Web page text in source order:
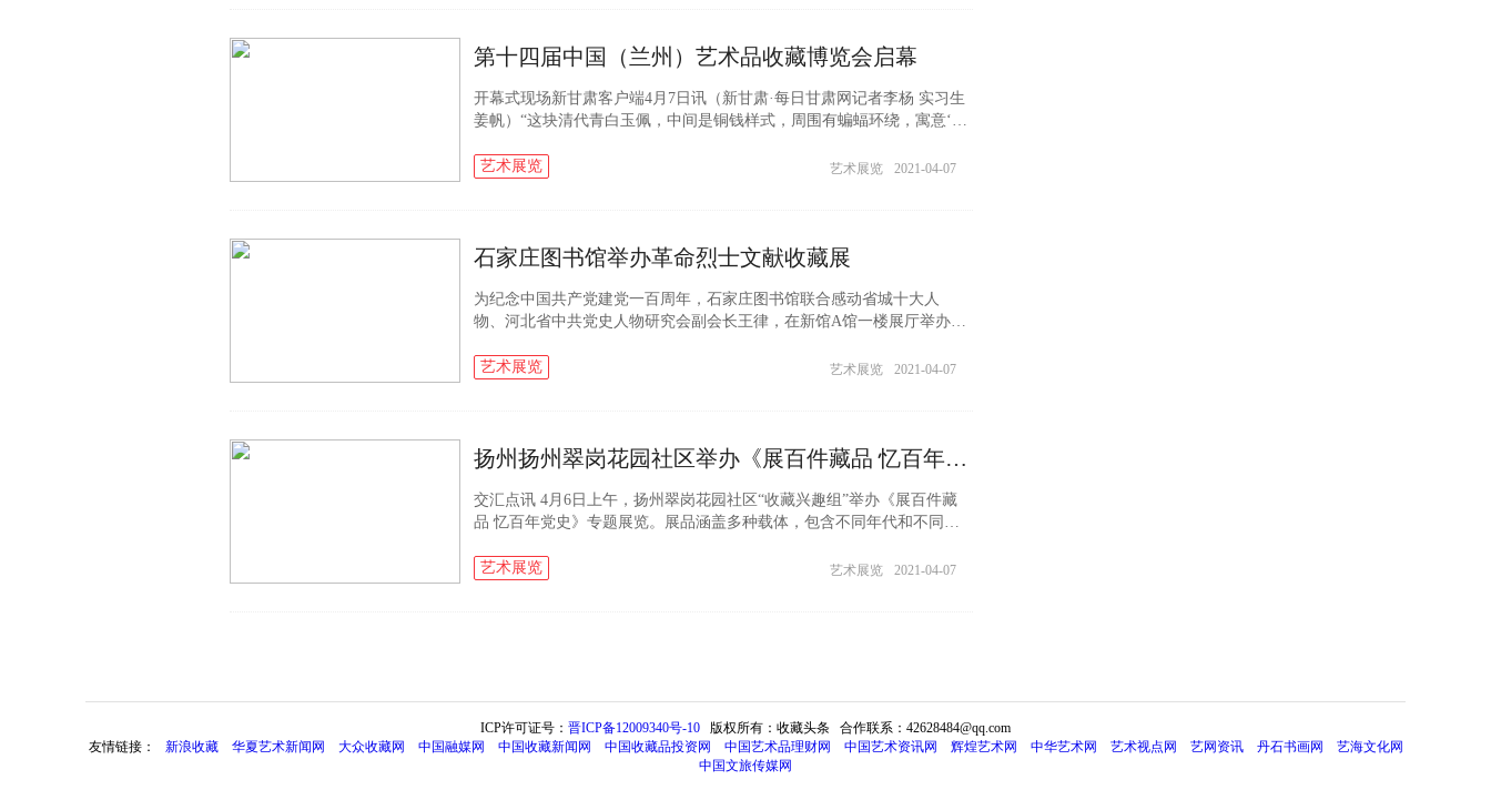
第十四届中国（兰州）艺术品收藏博览会启幕
开幕式现场新甘肃客户端4月7日讯（新甘肃·每日甘肃网记者李杨 实习生
姜帆）“这块清代青白玉佩，中间是铜钱样式，周围有蝙蝠环绕，寓意‘福
简称...
艺术展览 艺术展览 2021-04-07
石家庄图书馆举办革命烈士文献收藏展
为纪念中国共产党建党一百周年，石家庄图书馆联合感动省城十大人
物、河北省中共党史人物研究会副会长王律，在新馆A馆一楼展厅举办系
的红色主题珍贵...
艺术展览 艺术展览 2021-04-07
扬州扬州翠岗花园社区举办《展百件藏品 忆百年党史》专题展览
交汇点讯 4月6日上午，扬州翠岗花园社区“收藏兴趣组”举办《展百件藏
品 忆百年党史》专题展览。展品涵盖多种载体，包含不同年代和不同领
的百年奋进...
艺术展览 艺术展览 2021-04-07
ICP许可证号： 晋ICP备12009340号-10 版权所有：收藏头条
合作联系：42628484@qq.com
友情链接：
新浪收藏 华夏艺术新闻网 大众收藏网 中国融媒网 中国收藏新闻网 中国收藏品投资网 中国艺术品理财网 中国艺术资讯网 辉煌艺术网 中华艺术网 艺术视点网 艺网资讯 丹石书画网
艺海文化网
中国文旅传媒网